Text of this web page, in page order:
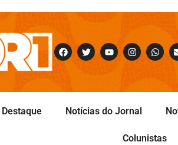
Destaque Notícias do Jornal
Colunistas